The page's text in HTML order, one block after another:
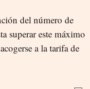
del número de
superar este máximo
a la tarifa de